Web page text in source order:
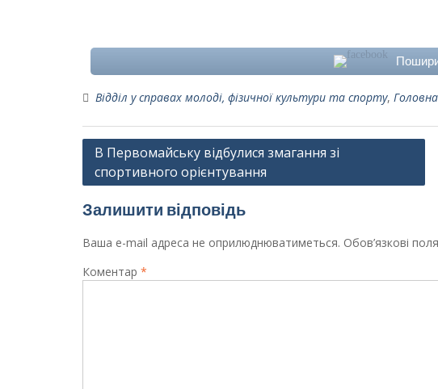
Відділ у справах молоді, фізичної культури та спорту, Головна
Навігація
записів
В Первомайську відбулися змагання зі
спортивного орієнтування
Залишити відповідь
Ваша e-mail адреса не оприлюднюватиметься. Обов’язкові
Коментар *